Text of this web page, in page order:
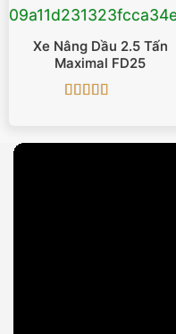
Xe Nâng Dầu 2.5 Tấn
Maximal FD25